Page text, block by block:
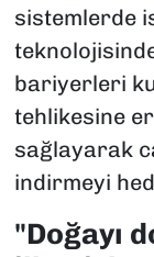
sistemlerde
bariyerleri
tehlikesine
sağlayarak
indirmeyi
"Doğayı